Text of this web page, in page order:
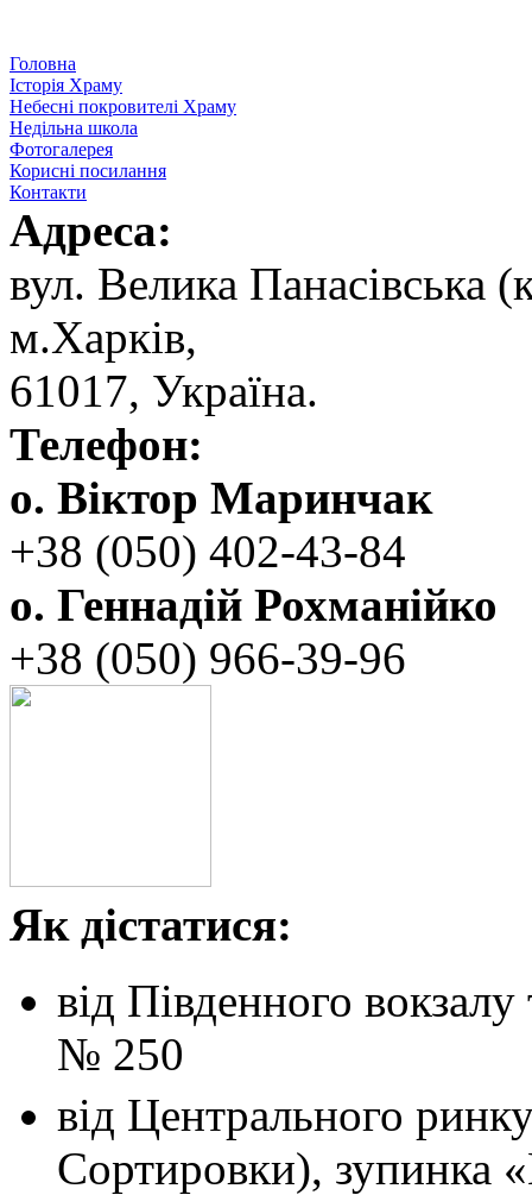
Головна
Історія Храму
Небесні покровителі Храму
Недільна школа
Фотогалерея
Корисні посилання
Контакти
Адреса:
вул. ‬Велика Панасівська
‬м.Харків,
‬61017, ‬Україна.‎
Телефон:
о. Віктор Маринчак
+38 (050)‭ 402-43-84
о. Геннадій Рохманійко
+38 (050)‭ ‬966-39-96
Як дістатися:
від Південного вокзалу
№ 250
від Центрального
Сортировки), зупинка